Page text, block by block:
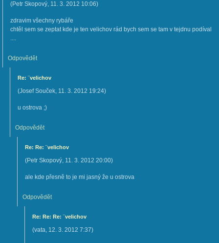
(Petr Skopový, 11. 3. 2012 10:06)
zdravim všechny rybáře
chtěl sem se zeptat kde je ten velichov rád bych sem se tam v tejdnu podíval
....
Odpovědět
Re: ¨velichov
(Josef Souček, 11. 3. 2012 19:24)
u ostrova ;)
Odpovědět
Re: Re: ¨velichov
(Petr Skopový, 11. 3. 2012 20:00)
ale kde přesně to je mi jasný že u ostrova
Odpovědět
Re: Re: Re: ¨velichov
(vata, 12. 3. 2012 7:37)